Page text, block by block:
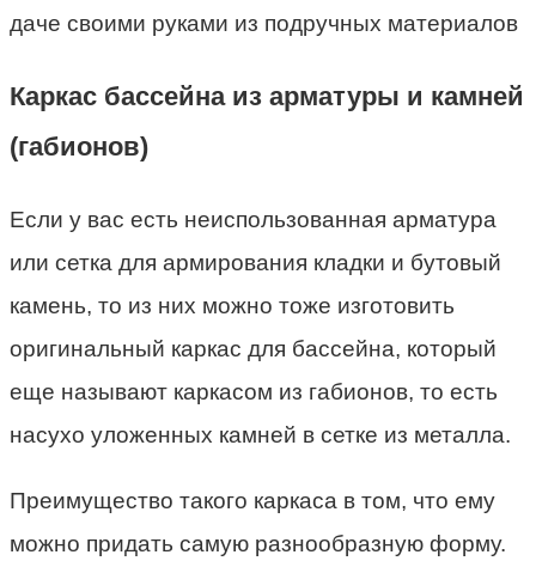
Каркас бассейна из арматуры и камней
(габионов)
Если у вас есть неиспользованная арматура
или сетка для армирования кладки и бутовый
камень, то из них можно тоже изготовить
оригинальный каркас для бассейна, который
еще называют каркасом из габионов, то есть
насухо уложенных камней в сетке из металла.
Преимущество такого каркаса в том, что ему
можно придать самую разнообразную форму.